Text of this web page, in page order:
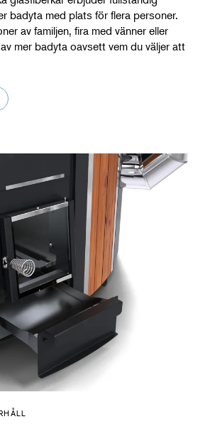
badyta med plats för flera personer.
av familjen, fira med vänner eller
mer badyta oavsett vem du väljer att